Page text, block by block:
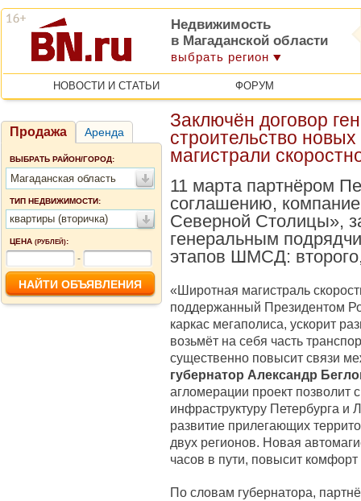
Недвижимость
в Магаданской области
выбрать регион
НОВОСТИ И СТАТЬИ ФОРУМ
Продажа Аренда
ВЫБРАТЬ РАЙОН/ГОРОД:
Магаданская область
ТИП НЕДВИЖИМОСТИ:
квартиры (вторичка)
ЦЕНА (РУБЛЕЙ):
-
Заключён договор
строительство
магистрали
11 марта партнёром
соглашению,
Северной Столицы»,
генеральным
этапов ШМСД: второго,
«Широтная магистраль
поддержанный Президентом
каркас мегаполиса, ускорит
возьмёт на себя часть
существенно повысит связи
губернатор Александр
агломерации проект позволит
инфраструктуру Петербурга и
развитие прилегающих
двух регионов. Новая
часов в пути, повысит
По словам губернатора,